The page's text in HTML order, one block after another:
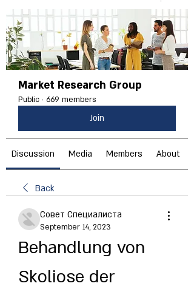
Market Research Group
Public · 669 members
Join
Discussion Media Members About
Back
Совет Специалиста
September 14, 2023
Behandlung von
Skoliose der